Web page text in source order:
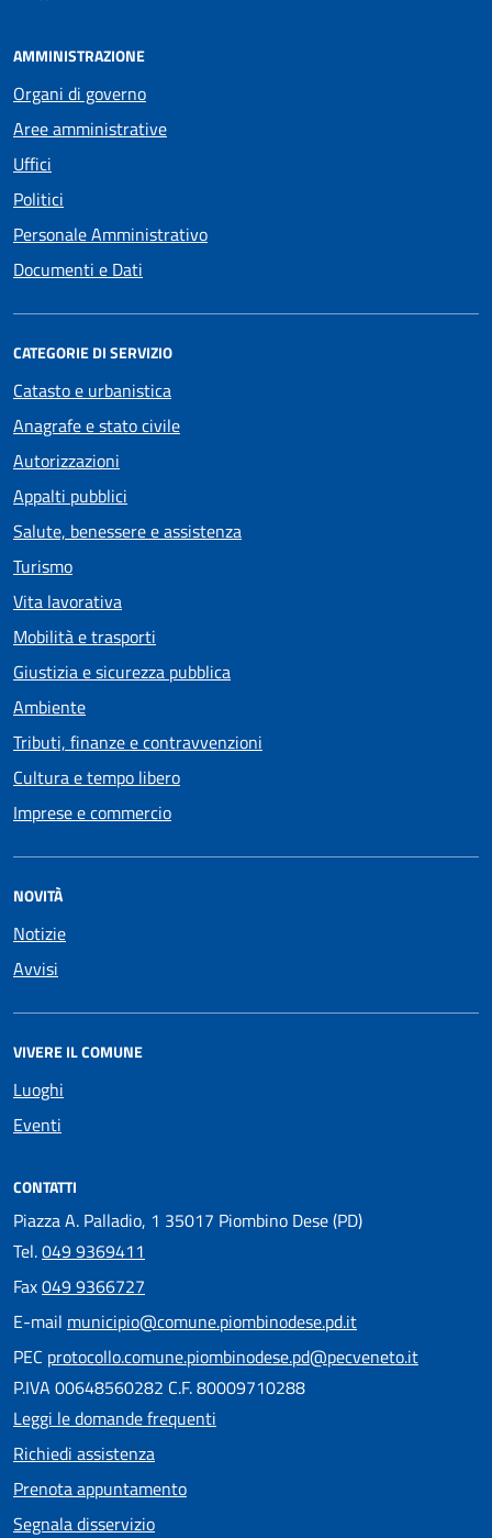
AMMINISTRAZIONE
Organi di governo
Aree amministrative
Uffici
Politici
Personale Amministrativo
Documenti e Dati
CATEGORIE DI SERVIZIO
Catasto e urbanistica
Anagrafe e stato civile
Autorizzazioni
Appalti pubblici
Salute, benessere e assistenza
Turismo
Vita lavorativa
Mobilità e trasporti
Giustizia e sicurezza pubblica
Ambiente
Tributi, finanze e contravvenzioni
Cultura e tempo libero
Imprese e commercio
NOVITÀ
Notizie
Avvisi
VIVERE IL COMUNE
Luoghi
Eventi
CONTATTI
Piazza A. Palladio, 1 35017 Piombino Dese (PD)
Tel.049 9369411
Fax049 9366727
E-mail municipio@comune.piombinodese.pd.it
PEC protocollo.comune.piombinodese.pd@pecveneto.it
P.IVA 00648560282 C.F. 80009710288
Leggi le domande frequenti
Richiedi assistenza
Prenota appuntamento
Segnala disservizio